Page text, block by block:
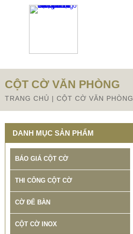
Từ mục này trở xuống là mã nguồn Zalo
CỘT CỜ VĂN PHÒNG
TRANG CHỦ | CỘT CỜ VĂN PHÒNG
DANH MỤC SẢN PHẨM
BÁO GIÁ CỘT CỜ
THI CÔNG CỘT CỜ
CỜ ĐỂ BÀN
CỘT CỜ INOX